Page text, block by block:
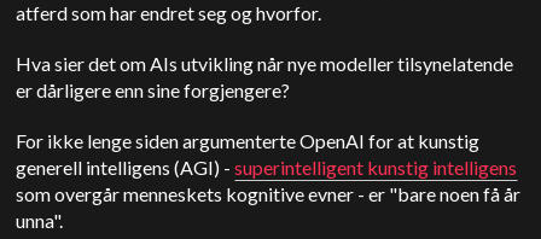
atferd som har endret seg og hvorfor.
Hva sier det om AIs utvikling når nye modeller tilsynelatende
er dårligere enn sine forgjengere?
For ikke lenge siden argumenterte OpenAI for at kunstig
generell intelligens (AGI) -superintelligent kunstig intelligens
som overgår menneskets kognitive evner - er "bare noen få år
unna".